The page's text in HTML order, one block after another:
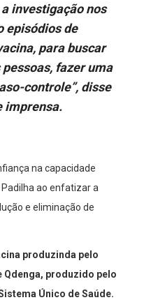
investigação nos
episódios de
para buscar
fazer uma
controle”, disse
imprensa.
na capacidade
ao enfatizar a
e eliminação de
produzinda pelo
Qdenga, produzido pelo
Único de Saúde.